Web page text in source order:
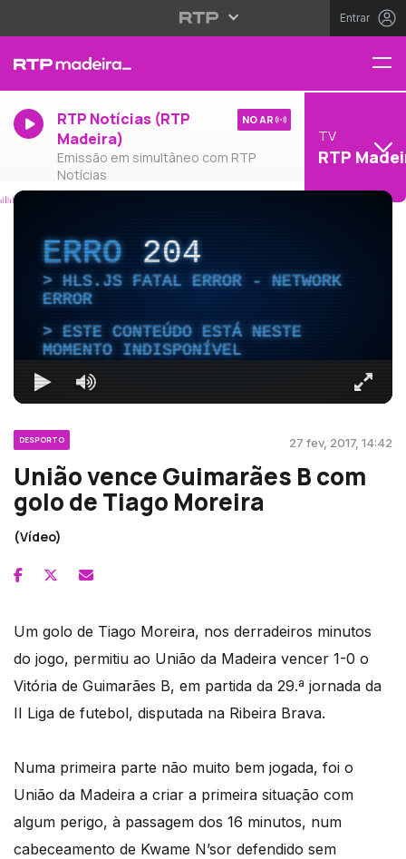
Entrar
RTP Notícias (RTP
Madeira)
Emissão em simultâneo com RTP
Notícias
NO AR
TV
RTP
ERRO204
HLS.JS FATAL ERROR - NETWORK
ERROR
ESTE CONTEÚDO ESTÁ NESTE
MOMENTO INDISPONÍVEL
DESPORTO 27 fev, 2017, 14:42
União vence Guimarães B com
golo de Tiago Moreira
(Vídeo)
Um golo de Tiago Moreira, nos derradeiros minutos
do jogo, permitiu ao União da Madeira vencer 1-0 o
Vitória de Guimarães B, em partida da 29.ª jornada da
II Liga de futebol, disputada na Ribeira Brava.
Numa primeira parte não muito bem jogada, foi o
União da Madeira a criar a primeira situação com
algum perigo, à passagem dos 16 minutos, num
cabeceamento de Kwame N’sor defendido sem